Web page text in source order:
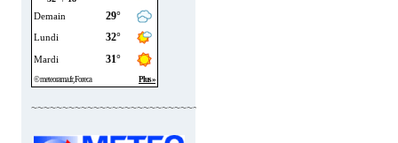
~~~~~~~~~~~~~~~~~~~~~~~~~~~~